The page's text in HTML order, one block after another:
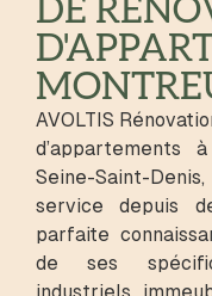
DE
AVOLTIS
Seine-Saint-
service depuis
parfaite
de ses